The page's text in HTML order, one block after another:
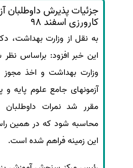
سفارش تولید محتوا
سفارش ترجمه همزمان
سفارش چکیده گرافیکی
سفارش تهیه کاورلتر
سفارش انگیزه‌نامه‌SOP
جزئیات پذیرش داوطلبان
کارورزی اسفند 98
به نقل از وزارت بهداشت،
این خبر افزود: براساس
وزارت بهداشت و اخذ مجوز
مقرر شد نمرات
محاسبه شود که در همین
این زمینه فراهم شده است.